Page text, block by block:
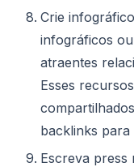
Crie
infográficos
atraentes
Esses
backlinks para
Escreva press